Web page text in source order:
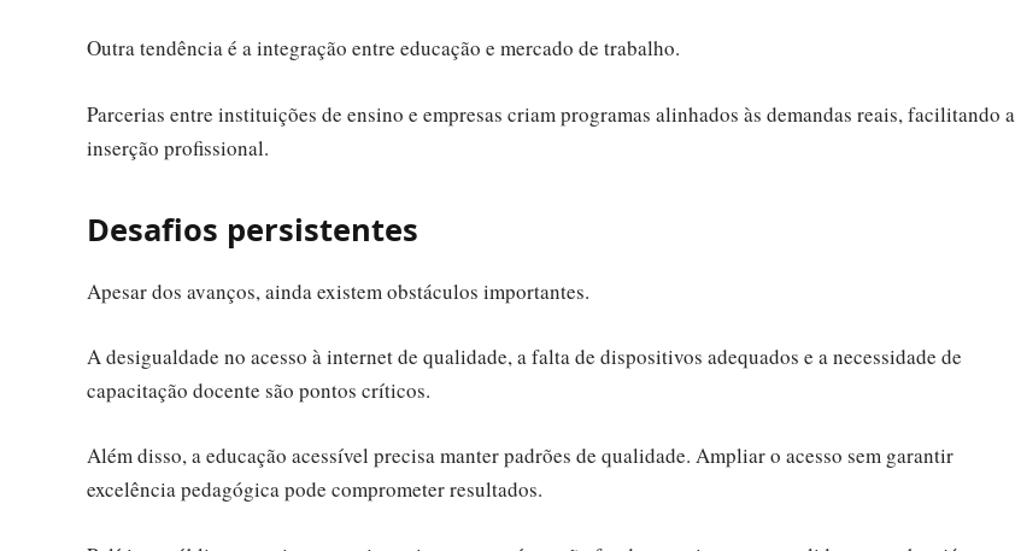
Outra tendência é a integração entre educação e mercado de trabalho.
Parcerias entre instituições de ensino e empresas criam programas alinhados às demandas reais, facilitando a
inserção profissional.
Desafios persistentes
Apesar dos avanços, ainda existem obstáculos importantes.
A desigualdade no acesso à internet de qualidade, a falta de dispositivos adequados e a necessidade de
capacitação docente são pontos críticos.
Além disso, a educação acessível precisa manter padrões de qualidade. Ampliar o acesso sem garantir
excelência pedagógica pode comprometer resultados.